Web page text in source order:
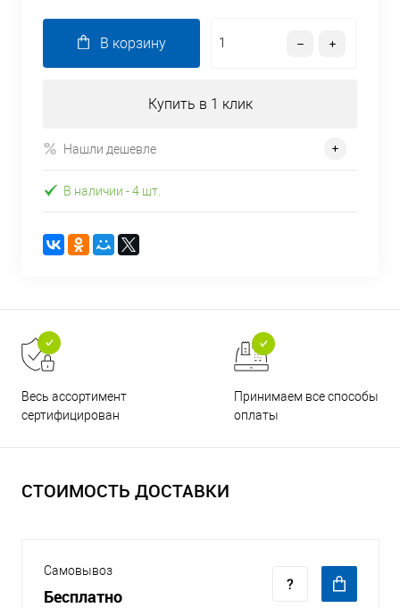
В корзину
Купить в 1 клик
Нашли дешевле
В наличии - 4 шт.
Весь ассортимент
сертифицирован
Принимаем все способы
оплаты
СТОИМОСТЬ ДОСТАВКИ
Самовывоз
Бесплатно